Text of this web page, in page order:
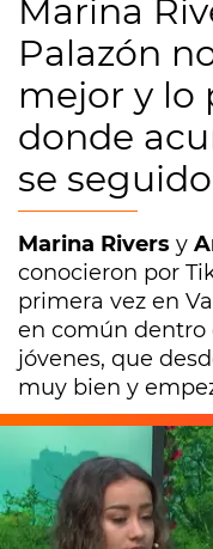
Marina
Palazón
mejor y lo
donde
se
Marina Rivers y
conocieron por
primera vez en
en común dentro
jóvenes, que
muy bien y